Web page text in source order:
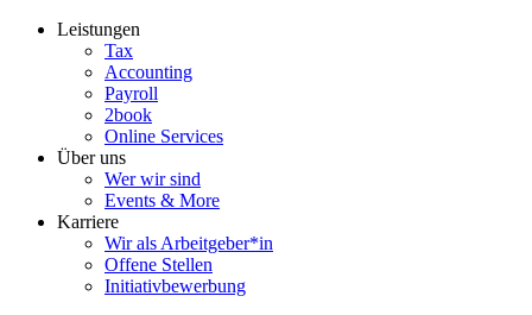
Zum
Leistungen
Tax
Accounting
Payroll
2book
Online Services
Über uns
Wer wir sind
Events & More
Karriere
Wir als Arbeitgeber*in
Offene Stellen
Initiativbewerbung